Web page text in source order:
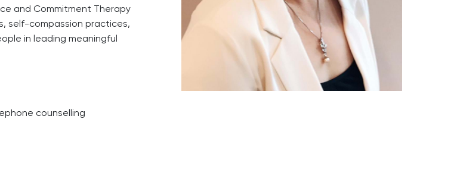
and Commitment Therapy
self-compassion practices,
in leading meaningful
counselling